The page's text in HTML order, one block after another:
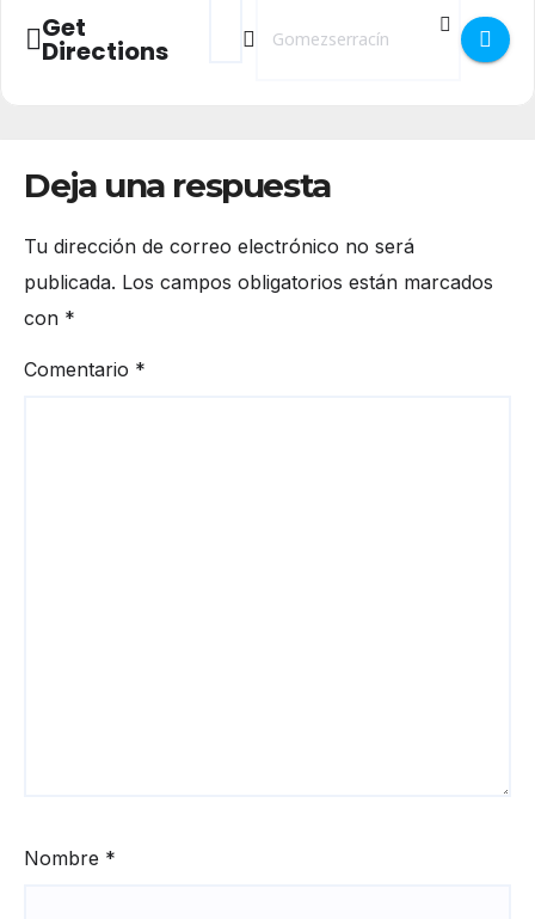
Get
Directions
Address - Fiestas de San Antonio de
Destination Address - Fiestas de
Deja una respuesta
Tu dirección de correo electrónico no será
publicada. Los campos obligatorios están marcados
con *
Comentario *
Nombre *